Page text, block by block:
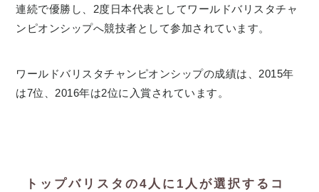
連続で優勝し、2度日本代表としてワールドバリスタチャ
ンピオンシップへ競技者として参加されています。
ワールドバリスタチャンピオンシップの成績は、2015年
は7位、2016年は2位に入賞されています。
トップバリスタの4人に1人が選択するコ